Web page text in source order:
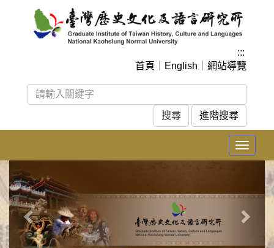
:::
首頁
English 網站導覽
進階搜尋
Toggle
上
一
張
一
張